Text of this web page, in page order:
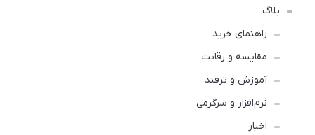
بلاگ
راهنمای خرید
مقایسه و رقابت
آموزش و ترفند
نرم‌افزار و سرگرمی
اخبار